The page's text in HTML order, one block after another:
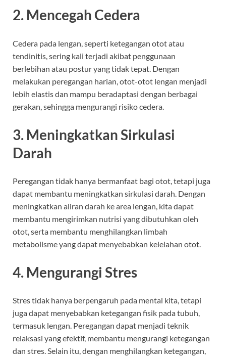
2. Mencegah Cedera
Cedera pada lengan, seperti ketegangan otot atau
tendinitis, sering kali terjadi akibat penggunaan
berlebihan atau postur yang tidak tepat. Dengan
melakukan peregangan harian, otot-otot lengan menjadi
lebih elastis dan mampu beradaptasi dengan berbagai
gerakan, sehingga mengurangi risiko cedera.
3. Meningkatkan Sirkulasi
Darah
Peregangan tidak hanya bermanfaat bagi otot, tetapi juga
dapat membantu meningkatkan sirkulasi darah. Dengan
meningkatkan aliran darah ke area lengan, kita dapat
membantu mengirimkan nutrisi yang dibutuhkan oleh
otot, serta membantu menghilangkan limbah
metabolisme yang dapat menyebabkan kelelahan otot.
4. Mengurangi Stres
Stres tidak hanya berpengaruh pada mental kita, tetapi
juga dapat menyebabkan ketegangan fisik pada tubuh,
termasuk lengan. Peregangan dapat menjadi teknik
relaksasi yang efektif, membantu mengurangi ketegangan
dan stres. Selain itu, dengan menghilangkan ketegangan,